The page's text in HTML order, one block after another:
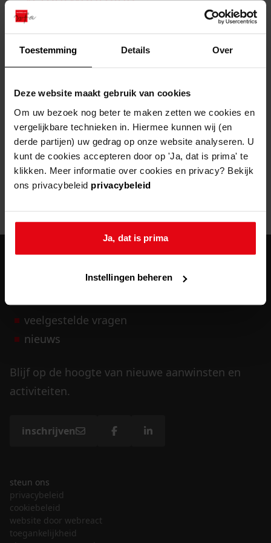
Toestemming Details Over
Deze website maakt gebruik van cookies
Om uw bezoek nog beter te maken zetten we cookies en
vergelijkbare technieken in. Hiermee kunnen wij (en
derde partijen) uw gedrag op onze website analyseren. U
kunt de cookies accepteren door op 'Ja, dat is prima' te
klikken. Meer informatie over cookies en privacy? Bekijk
ons privacybeleid privacybeleid
Ja, dat is prima
Instellingen beheren
bouwvergunningen
omgevingsvergunningen
vergunningen
uitleg nodig?
Wij helpen u op weg met een aantal zoektips.
bekijk alle zoektips
Wij helpen u op weg met een aantal zoektips.
bekijk alle zoektips
bekijk ons geschiedenislokaal
advisering en toezicht
beleidsplan
gemeenschappelijke regeling
publiek jaarverslag
steun het archief
U kunt ook Vriend worden en het Westfries
Archief steunen.
meer weten
zoektips
Door een fout tijdens het verwerken van deze pagina is het niet
404- Not Found
Mogelijk kunt u deze pagina niet bezoeken door:
een verouderde bladwijzer/favoriet
veelgestelde vragen
nieuws
Blijf op de hoogte van nieuwe aanwinsten en
activiteiten.
inschrijven
steun ons
privacybeleid
cookiebeleid
website door webreact
toegankelijkheid